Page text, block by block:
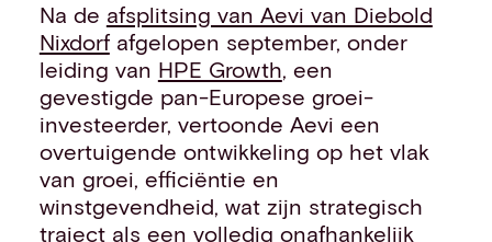
Na de afsplitsing van Aevi van Diebold
Nixdorfafgelopen september, onder
leiding van HPE Growth, een
gevestigde pan-Europese groei-
investeerder, vertoonde Aevi een
overtuigende ontwikkeling op het vlak
van groei, efficiëntie en
winstgevendheid, wat zijn strategisch
traject als een volledig onafhankelijk